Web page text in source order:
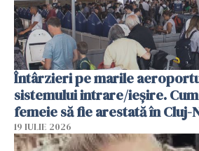
Întârzieri pe marile
sistemului intrare/ieșire. Cum
femeie să fie arestată în Cluj-
19 IULIE 2026